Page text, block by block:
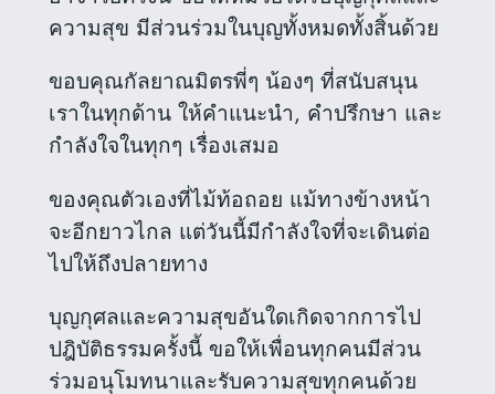
ความสุข มีส่วนร่วมในบุญทั้งหมดทั้งสิ้นด้วย
ขอบคุณกัลยาณมิตรพี่ๆ น้องๆ ที่สนับสนุน
เราในทุกด้าน ให้คำแนะนำ, คำปรึกษา และ
กำลังใจในทุกๆ เรื่องเสมอ
ของคุณตัวเองที่ไม้ท้อถอย แม้ทางข้างหน้า
จะอีกยาวไกล แต่วันนี้มีกำลังใจที่จะเดินต่อ
ไปให้ถึงปลายทาง
บุญกุศลและความสุขอันใดเกิดจากการไป
ปฎิบัติธรรมครั้งนี้ ขอให้เพื่อนทุกคนมีส่วน
ร่วมอนุโมทนาและรับความสุขทุกคนด้วย